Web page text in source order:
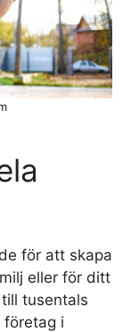
för att skapa
eller för ditt
tusentals
företag i